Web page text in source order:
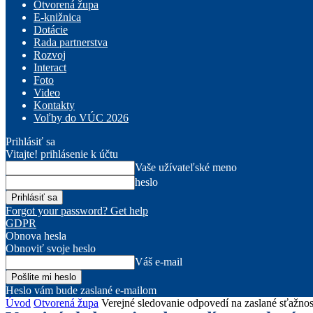
Otvorená župa
E-knižnica
Dotácie
Rada partnerstva
Rozvoj
Interact
Foto
Video
Kontakty
Voľby do VÚC 2026
Prihlásiť sa
Vitajte! prihlásenie k účtu
Vaše užívateľské meno
heslo
Forgot your password? Get help
GDPR
Obnova hesla
Obnoviť svoje heslo
Váš e-mail
Heslo vám bude zaslané e-mailom
Úvod Otvorená župa Verejné sledovanie odpovedí na zaslané